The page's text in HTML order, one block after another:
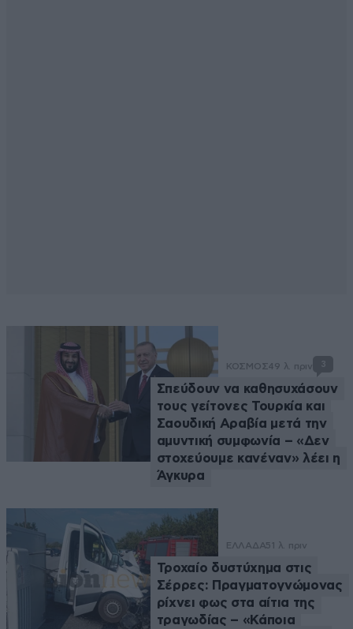
ΚΟΣΜΟΣ49 λ. πριν 3
Σπεύδουν να καθησυχάσουν
τους γείτονες Τουρκία και
Σαουδική Αραβία μετά την
αμυντική συμφωνία – «Δεν
στοχεύουμε κανέναν» λέει η
Άγκυρα
ΕΛΛΑΔΑ51 λ. πριν
Τροχαίο δυστύχημα στις
Σέρρες: Πραγματογνώμονας
ρίχνει φως στα αίτια της
τραγωδίας – «Κάποια